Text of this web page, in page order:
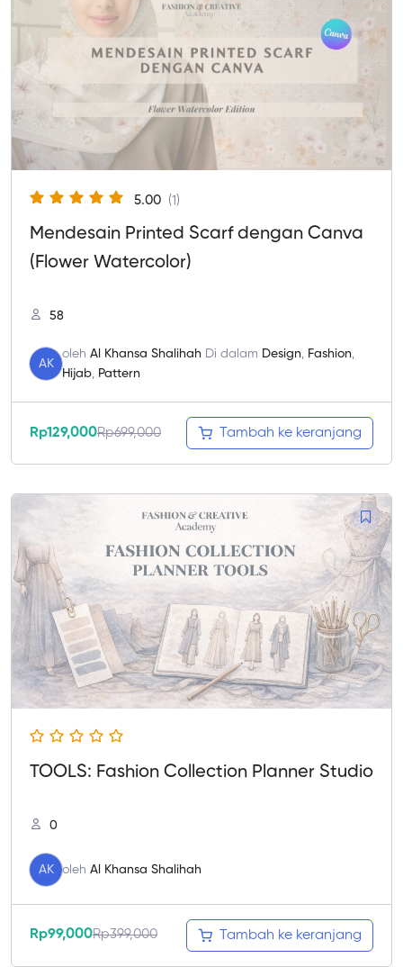
5.00 (1)
Mendesain Printed Scarf dengan Canva
(Flower Watercolor)
58
AK
oleh Al Khansa Shalihah Di dalam Design, Fashion,
Hijab, Pattern
Rp129,000Rp699,000 Tambah ke keranjang
TOOLS: Fashion Collection Planner Studio
0
AK oleh Al Khansa Shalihah
Rp99,000Rp399,000 Tambah ke keranjang